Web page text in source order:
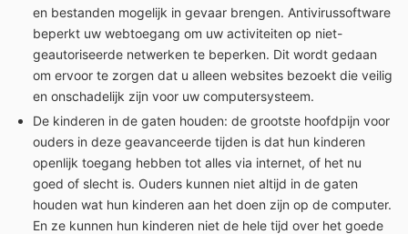
en bestanden mogelijk in gevaar brengen. Antivirussoftware
beperkt uw webtoegang om uw activiteiten op niet-
geautoriseerde netwerken te beperken. Dit wordt gedaan
om ervoor te zorgen dat u alleen websites bezoekt die veilig
en onschadelijk zijn voor uw computersysteem.
De kinderen in de gaten houden: de grootste hoofdpijn voor
ouders in deze geavanceerde tijden is dat hun kinderen
openlijk toegang hebben tot alles via internet, of het nu
goed of slecht is. Ouders kunnen niet altijd in de gaten
houden wat hun kinderen aan het doen zijn op de computer.
En ze kunnen hun kinderen niet de hele tijd over het goede